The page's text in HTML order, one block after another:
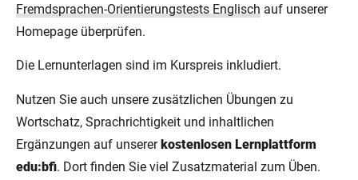
Fremdsprachen-Orientierungstests Englisch auf unserer
Homepage überprüfen.
Die Lernunterlagen sind im Kurspreis inkludiert.
Nutzen Sie auch unsere zusätzlichen Übungen zu
Wortschatz, Sprachrichtigkeit und inhaltlichen
Ergänzungen auf unsererkostenlosen Lernplattform
edu:bfi. Dort finden Sie viel Zusatzmaterial zum Üben.